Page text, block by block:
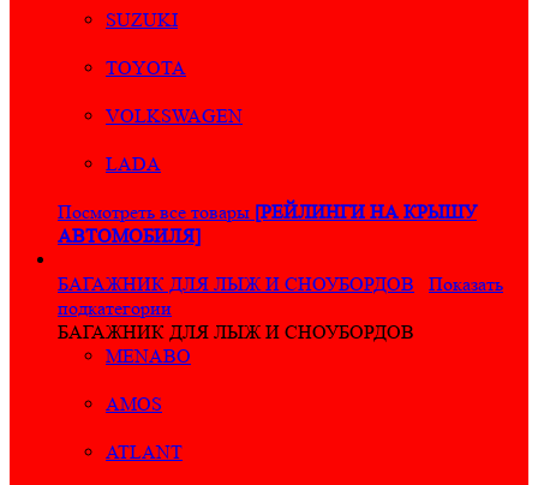
SUZUKI
TOYOTA
VOLKSWAGEN
LADA
Посмотреть все товары [РЕЙЛИНГИ НА КРЫШУ
АВТОМОБИЛЯ]
БАГАЖНИК ДЛЯ ЛЫЖ И СНОУБОРДОВ
Показать
подкатегории
БАГАЖНИК ДЛЯ ЛЫЖ И СНОУБОРДОВ
MENABO
AMOS
ATLANT